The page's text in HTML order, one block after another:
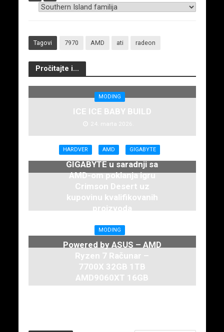
Tagovi 7970 AMD ati radeon
Pročitajte i...
MODING
ICE ICE BABY BUILD
24. marta 2026.
HARDVER AMD GIGABYTE
GIGABYTE u saradnji sa
AMD-om poklanja igru
Crimson Desert uz
kupovinu kvalifikovanih
proizvoda
MODING
Powered by ASUS – AMD
Ryzen 7 Računar –
7700X 32GB 1TB
AMD9060XT 16GB